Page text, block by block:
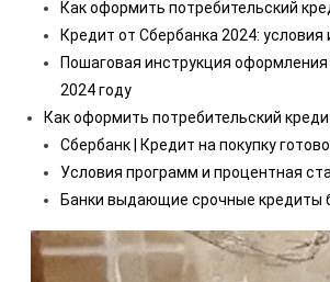
Как оформить потребительский
Кредит от Сбербанка 2024: условия
Пошаговая инструкция
2024 году
Как оформить потребительский
Сбербанк | Кредит на покупку
Условия программ и процентная
Банки выдающие срочные кредиты